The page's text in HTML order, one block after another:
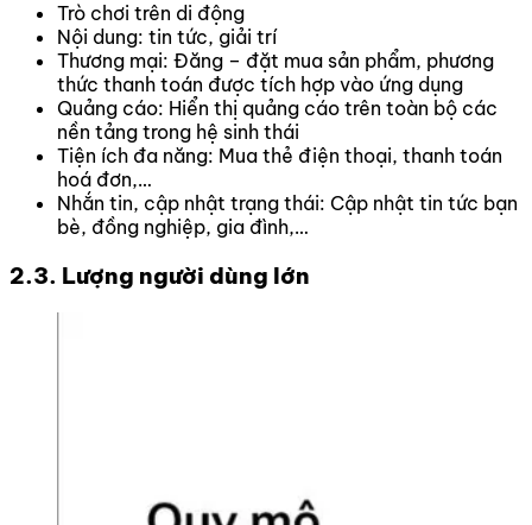
Trò chơi trên di động
Nội dung: tin tức, giải trí
Thương mại: Đăng – đặt mua sản phẩm, phương
thức thanh toán được tích hợp vào ứng dụng
Quảng cáo: Hiển thị quảng cáo trên toàn bộ các
nền tảng trong hệ sinh thái
Tiện ích đa năng: Mua thẻ điện thoại, thanh toán
hoá đơn,…
Nhắn tin, cập nhật trạng thái: Cập nhật tin tức bạn
bè, đồng nghiệp, gia đình,…
2.3. Lượng người dùng lớn